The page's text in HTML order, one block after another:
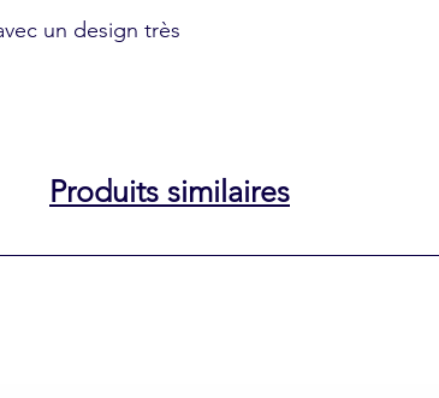
un design très
Produits similaires